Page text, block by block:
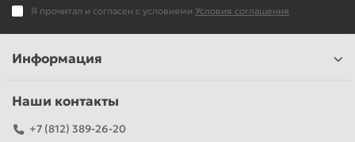
Я прочитал и согласен с условиями Условия соглашения
Информация
Наши контакты
+7 (812) 389-26-20